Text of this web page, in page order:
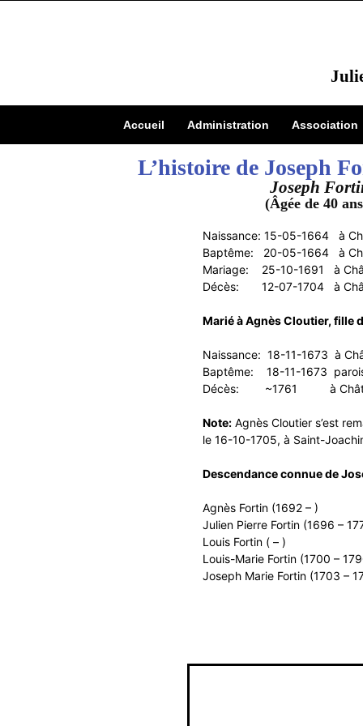
Accueil Administration Association
L’histoire de Joseph
Joseph
(Âgée de 40
Naissance: 15-05-1664 à
Baptême: 20-05-1664 à
Mariage: 25-10-1691 à
Décès: 12-07-1704 à
Marié à Agnès Cloutier, fille
Naissance: 18-11-1673 à
Baptême: 18-11-1673
Décès: ~1761 à
Note:Agnès Cloutier s’est
le 16-10-1705, à Saint-
Descendance connue de
Agnès Fortin (1692 – )
Julien Pierre Fortin (1696 –
Louis Fortin ( – )
Louis-Marie Fortin (1700 –
Joseph Marie Fortin (1703 –